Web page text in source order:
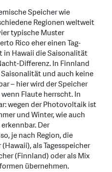
Speicher wie
Regionen weltweit
typische Muster
Rico eher einen Tag-
in Hawaii die Saisonalität
Differenz. In Finnland
und auch keine
– hier wird der Speicher
Flaute herrscht. In
wegen der Photovoltaik ist
und Winter, wie auch
Der
je nach Region, die
als Tagesspeicher
(Finnland) oder als Mix
übernehmen.